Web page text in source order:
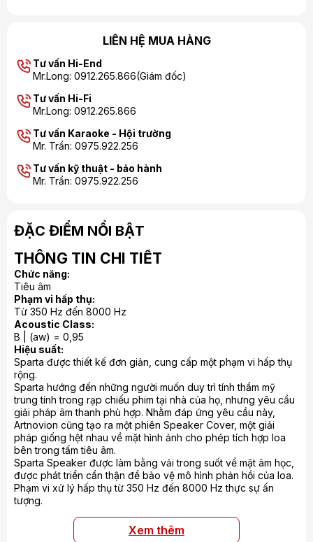
LIÊN HỆ MUA HÀNG
Tư vấn Hi-End
Mr.Long: 0912.265.866(Giám đốc)
Tư vấn Hi-Fi
Mr.Long: 0912.265.866
Tư vấn Karaoke - Hội trường
Mr. Trần: 0975.922.256
Tư vấn kỹ thuật - bảo hành
Mr. Trần: 0975.922.256
ĐẶC ĐIỂM NỔI BẬT
THÔNG TIN CHI TIẾT
Chức năng:
Tiêu âm
Phạm vi hấp thụ:
Từ 350 Hz đến 8000 Hz
Acoustic Class:
B | (aw) = 0,95
Hiệu suất:
Sparta được thiết kế đơn giản, cung cấp một phạm vi hấp thụ
rộng.
Sparta hướng đến những người muốn duy trì tính thẩm mỹ
trung tính trong rạp chiếu phim tại nhà của họ, nhưng yêu cầu
giải pháp âm thanh phù hợp. Nhằm đáp ứng yêu cầu này,
Artnovion cũng tạo ra một phiên Speaker Cover, một giải
pháp giống hệt nhau về mặt hình ảnh cho phép tích hợp loa
bên trong tấm tiêu âm.
Sparta Speaker được làm bằng vải trong suốt về mặt âm học,
được phát triển cẩn thận để bảo vệ mô hình phản hồi của loa.
Phạm vi xử lý hấp thụ từ 350 Hz đến 8000 Hz thực sự ấn
tượng.
Xem thêm